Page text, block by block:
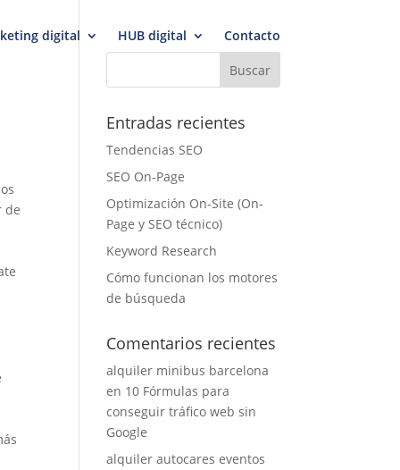
digital HUB digital Contacto
de
Entradas recientes
Tendencias SEO
SEO On-Page
Optimización On-Site (On-
Page y SEO técnico)
Keyword Research
Cómo funcionan los motores
de búsqueda
Comentarios recientes
alquiler minibus barcelona
en 10 Fórmulas para
conseguir tráfico web sin
Google
alquiler autocares eventos